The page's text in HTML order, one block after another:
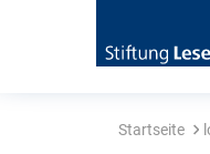
Startseite